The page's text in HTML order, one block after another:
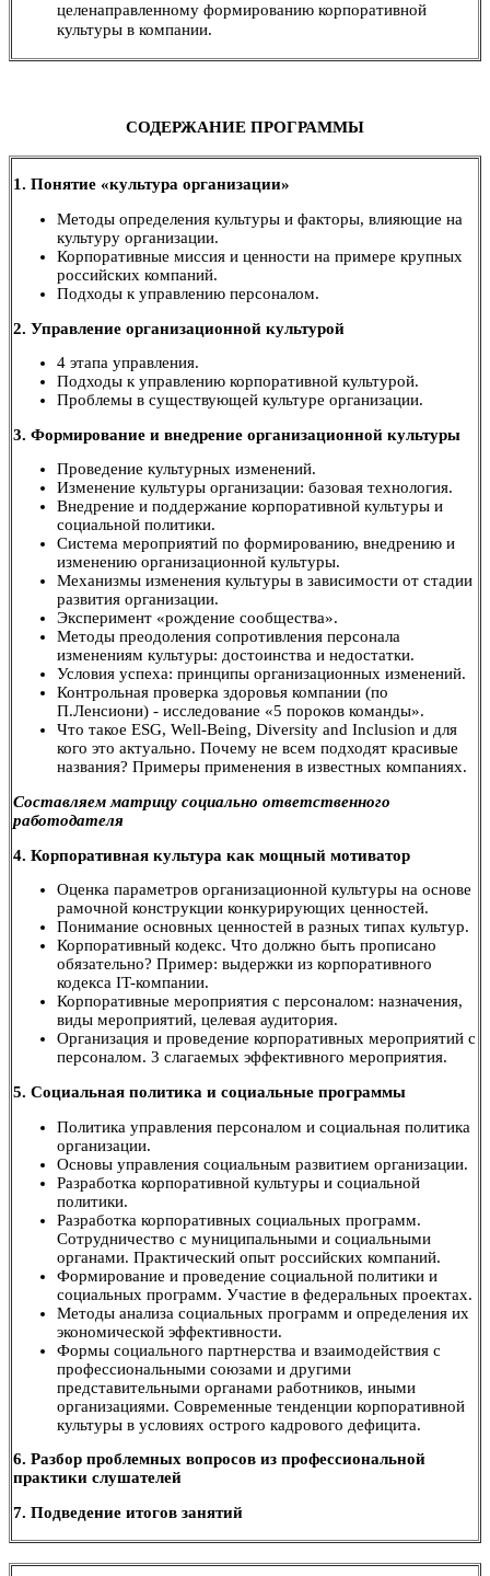
целенаправленному формированию корпоративной
культуры в компании.
СОДЕРЖАНИЕ ПРОГРАММЫ
1. Понятие «культура организации»
Методы определения культуры и факторы, влияющие на
культуру организации.
Корпоративные миссия и ценности на примере крупных
российских компаний.
Подходы к управлению персоналом.
2. Управление организационной культурой
4 этапа управления.
Подходы к управлению корпоративной культурой.
Проблемы в существующей культуре организации.
3. Формирование и внедрение организационной культуры
Проведение культурных изменений.
Изменение культуры организации: базовая технология.
Внедрение и поддержание корпоративной культуры и
социальной политики.
Система мероприятий по формированию, внедрению и
изменению организационной культуры.
Механизмы изменения культуры в зависимости от стадии
развития организации.
Эксперимент «рождение сообщества».
Методы преодоления сопротивления персонала
изменениям культуры: достоинства и недостатки.
Условия успеха: принципы организационных изменений.
Контрольная проверка здоровья компании (по
П.Ленсиони) - исследование «5 пороков команды».
Что такое ESG, Well-Being, Diversity and Inclusion и для
кого это актуально. Почему не всем подходят красивые
названия? Примеры применения в известных компаниях.
Составляем матрицу социально ответственного
работодателя
4. Корпоративная культура как мощный мотиватор
Оценка параметров организационной культуры на основе
рамочной конструкции конкурирующих ценностей.
Понимание основных ценностей в разных типах культур.
Корпоративный кодекс. Что должно быть прописано
обязательно? Пример: выдержки из корпоративного
кодекса IT-компании.
Корпоративные мероприятия с персоналом: назначения,
виды мероприятий, целевая аудитория.
Организация и проведение корпоративных мероприятий с
персоналом. 3 слагаемых эффективного мероприятия.
5. Социальная политика и социальные программы
Политика управления персоналом и социальная политика
организации.
Основы управления социальным развитием организации.
Разработка корпоративной культуры и социальной
политики.
Разработка корпоративных социальных программ.
Сотрудничество с муниципальными и социальными
органами. Практический опыт российских компаний.
Формирование и проведение социальной политики и
социальных программ. Участие в федеральных проектах.
Методы анализа социальных программ и определения их
экономической эффективности.
Формы социального партнерства и взаимодействия с
профессиональными союзами и другими
представительными органами работников, иными
организациями. Современные тенденции корпоративной
культуры в условиях острого кадрового дефицита.
6. Разбор проблемных вопросов из профессиональной
практики слушателей
7. Подведение итогов занятий